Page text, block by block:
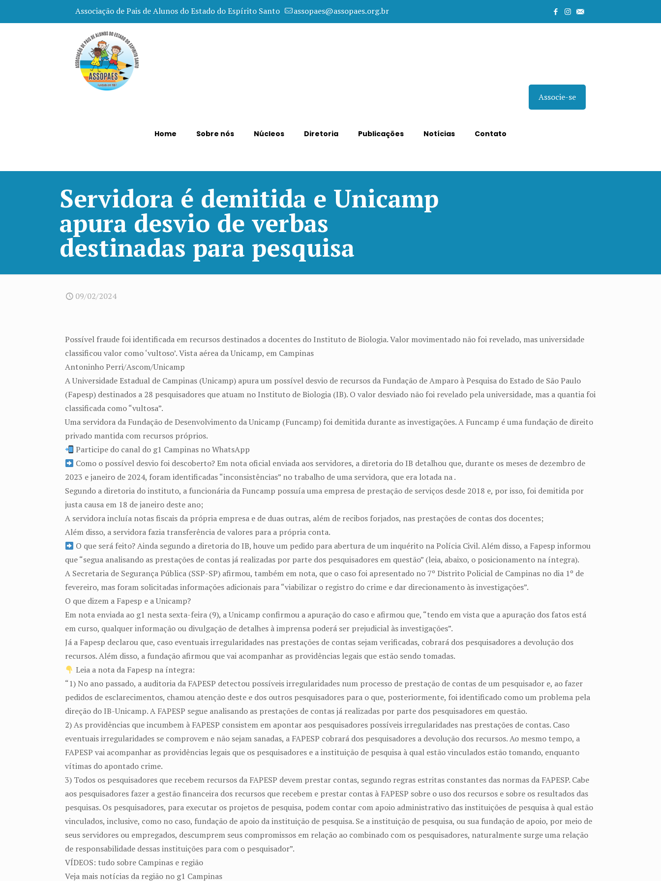
Associação de Pais de Alunos do Estado do Espírito Santo assopaes@assopaes.org.br
Home Sobre nós Núcleos Diretoria Publicações Notícias Contato
Associe-se
Servidora é demitida e Unicamp
apura desvio de verbas
destinadas para pesquisa
09/02/2024
Possível fraude foi identificada em recursos destinados a docentes do Instituto de Biologia. Valor movimentado não foi revelado, mas universidade
classificou valor como ‘vultoso’. Vista aérea da Unicamp, em Campinas
Antoninho Perri/Ascom/Unicamp
A Universidade Estadual de Campinas (Unicamp) apura um possível desvio de recursos da Fundação de Amparo à Pesquisa do Estado de São Paulo
(Fapesp) destinados a 28 pesquisadores que atuam no Instituto de Biologia (IB). O valor desviado não foi revelado pela universidade, mas a quantia foi
classificada como “vultosa”.
Uma servidora da Fundação de Desenvolvimento da Unicamp (Funcamp) foi demitida durante as investigações. A Funcamp é uma fundação de direito
privado mantida com recursos próprios.
Participe do canal do g1 Campinas no WhatsApp
Como o possível desvio foi descoberto? Em nota oficial enviada aos servidores, a diretoria do IB detalhou que, durante os meses de dezembro de
2023 e janeiro de 2024, foram identificadas “inconsistências” no trabalho de uma servidora, que era lotada na .
Segundo a diretoria do instituto, a funcionária da Funcamp possuía uma empresa de prestação de serviços desde 2018 e, por isso, foi demitida por
justa causa em 18 de janeiro deste ano;
A servidora incluía notas fiscais da própria empresa e de duas outras, além de recibos forjados, nas prestações de contas dos docentes;
Além disso, a servidora fazia transferência de valores para a própria conta.
O que será feito? Ainda segundo a diretoria do IB, houve um pedido para abertura de um inquérito na Polícia Civil. Além disso, a Fapesp informou
que “segua analisando as prestações de contas já realizadas por parte dos pesquisadores em questão” (leia, abaixo, o posicionamento na íntegra).
A Secretaria de Segurança Pública (SSP-SP) afirmou, também em nota, que o caso foi apresentado no 7º Distrito Policial de Campinas no dia 1º de
fevereiro, mas foram solicitadas informações adicionais para “viabilizar o registro do crime e dar direcionamento às investigações”.
O que dizem a Fapesp e a Unicamp?
Em nota enviada ao g1 nesta sexta-feira (9), a Unicamp confirmou a apuração do caso e afirmou que, “tendo em vista que a apuração dos fatos está
em curso, qualquer informação ou divulgação de detalhes à imprensa poderá ser prejudicial às investigações”.
Já a Fapesp declarou que, caso eventuais irregularidades nas prestações de contas sejam verificadas, cobrará dos pesquisadores a devolução dos
recursos. Além disso, a fundação afirmou que vai acompanhar as providências legais que estão sendo tomadas.
Leia a nota da Fapesp na íntegra:
“1) No ano passado, a auditoria da FAPESP detectou possíveis irregularidades num processo de prestação de contas de um pesquisador e, ao fazer
pedidos de esclarecimentos, chamou atenção deste e dos outros pesquisadores para o que, posteriormente, foi identificado como um problema pela
direção do IB-Unicamp. A FAPESP segue analisando as prestações de contas já realizadas por parte dos pesquisadores em questão.
2) As providências que incumbem à FAPESP consistem em apontar aos pesquisadores possíveis irregularidades nas prestações de contas. Caso
eventuais irregularidades se comprovem e não sejam sanadas, a FAPESP cobrará dos pesquisadores a devolução dos recursos. Ao mesmo tempo, a
FAPESP vai acompanhar as providências legais que os pesquisadores e a instituição de pesquisa à qual estão vinculados estão tomando, enquanto
vítimas do apontado crime.
3) Todos os pesquisadores que recebem recursos da FAPESP devem prestar contas, segundo regras estritas constantes das normas da FAPESP. Cabe
aos pesquisadores fazer a gestão financeira dos recursos que recebem e prestar contas à FAPESP sobre o uso dos recursos e sobre os resultados das
pesquisas. Os pesquisadores, para executar os projetos de pesquisa, podem contar com apoio administrativo das instituições de pesquisa à qual estão
vinculados, inclusive, como no caso, fundação de apoio da instituição de pesquisa. Se a instituição de pesquisa, ou sua fundação de apoio, por meio de
seus servidores ou empregados, descumprem seus compromissos em relação ao combinado com os pesquisadores, naturalmente surge uma relação
de responsabilidade dessas instituições para com o pesquisador”.
VÍDEOS: tudo sobre Campinas e região
Veja mais notícias da região no g1 Campinas